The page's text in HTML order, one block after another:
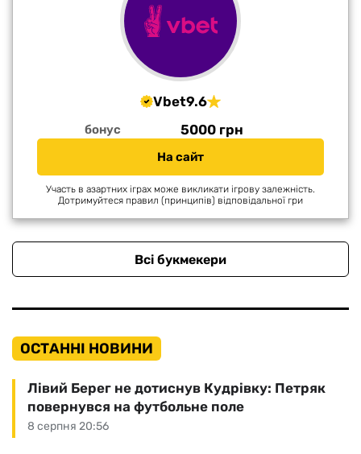
Vbet9.6
бонус 5000 грн
На сайт
Участь в азартних іграх може викликати ігрову залежність.
Дотримуйтеся правил (принципів) відповідальної гри
Всі букмекери
ОСТАННІ НОВИНИ
8 серпня 20:56
Лівий Берег не дотиснув Кудрівку: Петряк
повернувся на футбольне поле